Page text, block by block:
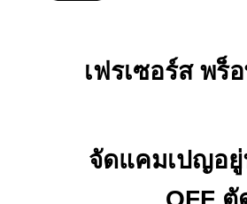
เฟรเซอร์ส พร็
จัดแคมเปญอยู่